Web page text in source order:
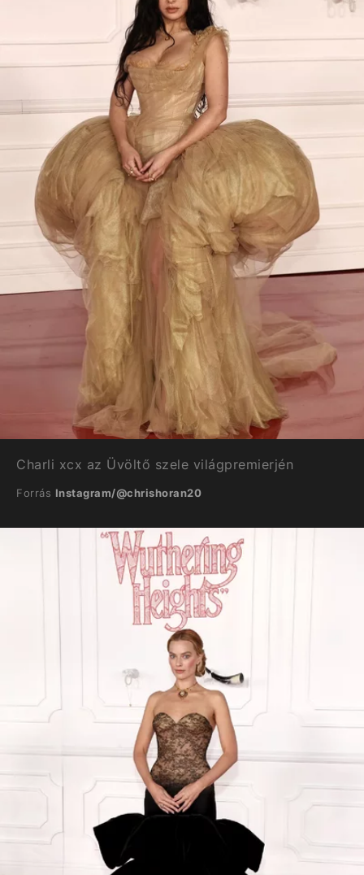
Charli xcx az Üvöltő szele világpremierjén
Forrás Instagram/@chrishoran20